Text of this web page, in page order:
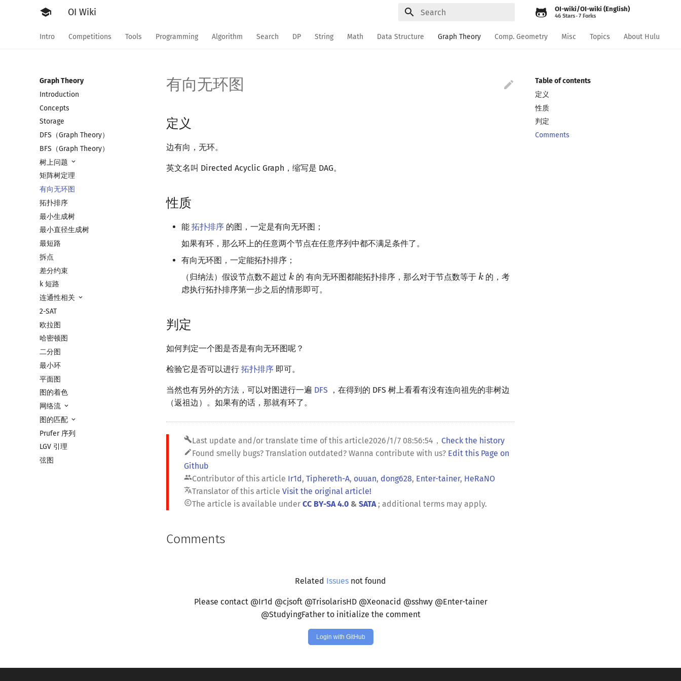
school OI Wiki OI-wiki/OI-wiki (English)
46 Stars 7 Forks
Intro Competitions Tools Programming Algorithm Search DP String Math Data Structure Graph Theory Comp. Geometry Misc Topics About Hulu
Graph Theory
Introduction
Concepts
Storage
DFS（Graph Theory）
BFS（Graph Theory）
树上问题
矩阵树定理
有向无环图
拓扑排序
最小生成树
最小直径生成树
最短路
拆点
差分约束
k 短路
连通性相关
2-SAT
欧拉图
哈密顿图
二分图
最小环
平面图
图的着色
网络流
图的匹配
Prufer 序列
LGV 引理
弦图
Table of contents
定义
性质
判定
Comments

有向无环图
定义
边有向，无环。
英文名叫 Directed Acyclic Graph，缩写是 DAG。
性质
能 拓扑排序 的图，一定是有向无环图；
如果有环，那么环上的任意两个节点在任意序列中都不满足条件了。
有向无环图，一定能拓扑排序；
（归纳法）假设节点数不超过
的 有向无环图都能拓扑排序，那么对于节点数等于
的，考
虑执行拓扑排序第一步之后的情形即可。
判定
如何判定一个图是否是有向无环图呢？
检验它是否可以进行 拓扑排序 即可。
当然也有另外的方法，可以对图进行一遍 DFS ，在得到的 DFS 树上看看有没有连向祖先的非树边
（返祖边）。如果有的话，那就有环了。
buildLast update and/or translate time of this article2026/1/7 08:56:54 ， Check the history
editFound smelly bugs? Translation outdated? Wanna contribute with us? Edit this Page on
Github
peopleContributor of this article Ir1d, Tiphereth-A, ouuan, dong628, Enter-tainer, HeRaNO
translateTranslator of this article Visit the original article!
copyrightThe article is available under CC BY-SA 4.0 & SATA; additional terms may apply.
Comments
Related Issues not found
Please contact @Ir1d @cjsoft @TrisolarisHD @Xeonacid @sshwy @Enter-tainer
@StudyingFather to initialize the comment
Login with GitHub